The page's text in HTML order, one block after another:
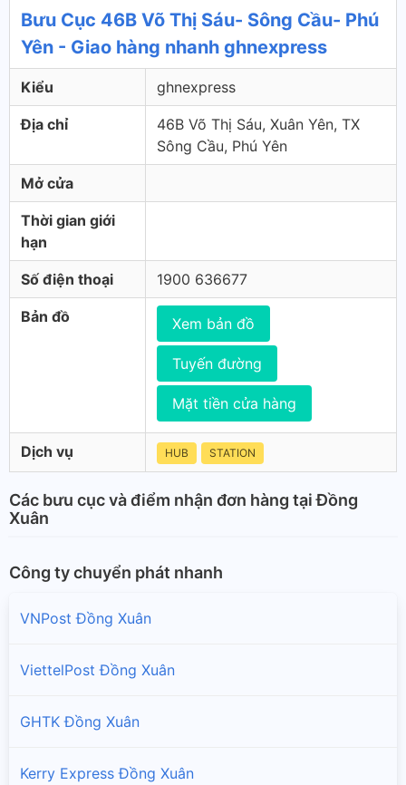
Bưu Cục 46B Võ Thị Sáu- Sông Cầu- Phú
Yên - Giao hàng nhanh ghnexpress
Kiểu ghnexpress
Địa chỉ
46B Võ Thị Sáu, Xuân Yên, TX
Sông Cầu, Phú Yên
Mở cửa
Thời gian giới
hạn
Số điện thoại 1900 636677
Bản đồ Xem bản đồ
Tuyến đường
Mặt tiền cửa hàng
Dịch vụ HUB STATION
Các bưu cục và điểm nhận đơn hàng tại Đồng
Xuân
Công ty chuyển phát nhanh
VNPost Đồng Xuân
ViettelPost Đồng Xuân
GHTK Đồng Xuân
Kerry Express Đồng Xuân